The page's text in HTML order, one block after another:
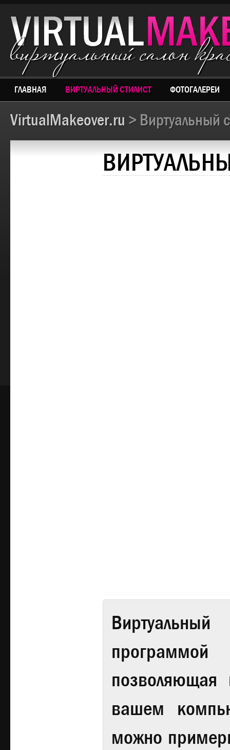
виртуальный салон
ГЛАВНАЯ ВИРТУАЛЬНЫЙ СТИЛИСТ ФОТОГАЛЕРЕИ
VirtualMakeover.ru > Виртуальный
Виртуальный
вашем
можно